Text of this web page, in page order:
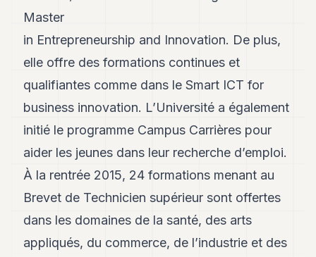
Master
in Entrepreneurship and Innovation. De plus,
elle offre des formations continues et
qualifiantes comme dans le Smart ICT for
business innovation. L’Université a également
initié le programme Campus Carrières pour
aider les jeunes dans leur recherche d’emploi.
À la rentrée 2015, 24 formations menant au
Brevet de Technicien supérieur sont offertes
dans les domaines de la santé, des arts
appliqués, du commerce, de l’industrie et des